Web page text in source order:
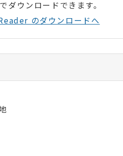
ウンロードできます。
のダウンロードへ